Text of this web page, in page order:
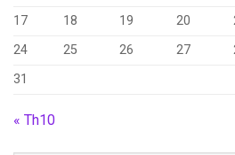
17
18 19 20
24
25 26 27
31
« Th10